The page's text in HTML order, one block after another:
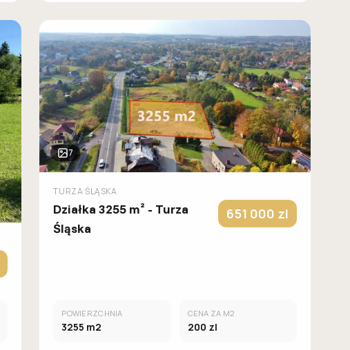
7
TURZA ŚLĄSKA
Działka 3255 m² - Turza
Śląska
651 000 zl
POWIERZCHNIA
3255 m2
CENA ZA M2
200 zl